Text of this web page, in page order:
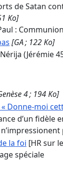
de Satan
Ko]
:
[GA ; 122 Ko]
(Jérémie
4 ; 194 Ko]
« Donne-moi
d’un fidèle
la foi [HR sur
spéciale